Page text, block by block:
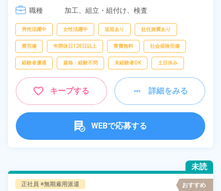
職種 加工、 組立・組付け、 検査
男性活躍中 女性活躍中 送迎あり 赴任旅費あり
寮完備 年間休日120日以上 寮費無料 社会保険完備
経験者優遇 資格・経験不問 未経験者OK 土日休み
キープする 詳細をみる
WEBで応募する
未読
正社員 ※無期雇用派遣 おすすめ